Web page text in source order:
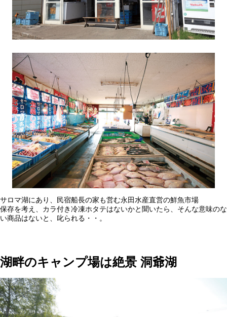
サロマ湖にあり、民宿船長の家も営む永田水産直営の鮮魚市場
保存を考え、カラ付き冷凍ホタテはないかと聞いたら、そんな意味のな
い商品はないと、叱られる・・。
湖畔のキャンプ場は絶景 洞爺湖